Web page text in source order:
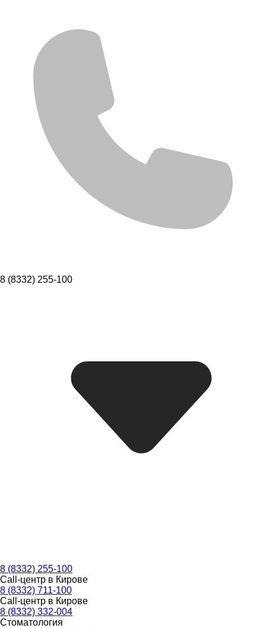
8 (8332) 255-100
8 (8332) 255-100
Call-центр в Кирове
8 (8332) 711-100
Call-центр в Кирове
8 (8332) 332-004
Стоматология